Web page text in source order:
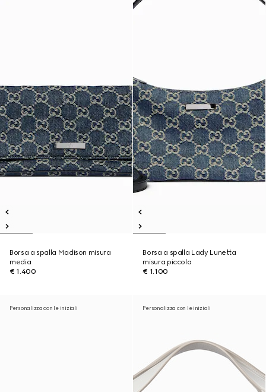
Borsa a spalla Madison misura
media
€ 1.400
Borsa a spalla Lady Lunetta
misura piccola
€ 1.100
Personalizza con le iniziali Personalizza con le iniziali